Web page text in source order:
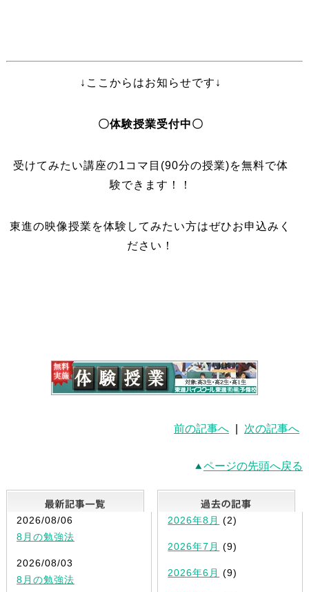
↓ここからはお知らせです↓
〇体験授業受付中〇
受けてみたい講座の1コマ目(90分の授業)を無料で体
験できます！！
東進の映像授業を体験してみたい方はぜひお申込みく
ださい！
前の記事へ 次の記事へ
ページの先頭へ戻る
最新記事一覧
2026/08/06
8月の勉強法
2026/08/03
8月の勉強法
2026年8月 (2)
2026年7月 (9)
2026年6月 (9)